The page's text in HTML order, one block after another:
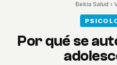
Bekia Salud ›
Por qué se